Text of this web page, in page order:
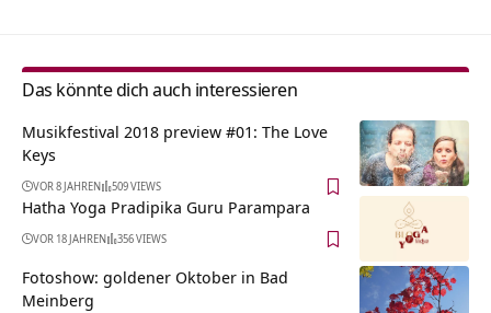
Das könnte dich auch interessieren
Musikfestival 2018 preview #01: The Love
Keys
VOR 8 JAHREN 509 VIEWS
Hatha Yoga Pradipika Guru Parampara
VOR 18 JAHREN 356 VIEWS
Fotoshow: goldener Oktober in Bad
Meinberg